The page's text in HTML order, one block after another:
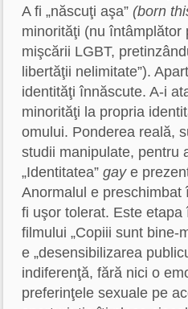
A fi „născuţi aşa” (born
minorităţi (nu întâmplător
mişcării LGBT,
libertăţii nelimitate”).
identităţi înnăscute. A-i
minorităţi la propria
omului. Ponderea reală,
studii manipulate, pentru
„Identitatea” gaye
Anormalul e
fi uşor tolerat. Este
filmului „Copiii sunt bine-
e „desensibilizarea
indiferenţă, fără nici o
preferinţele sexuale pe